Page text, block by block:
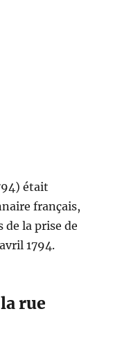
était
français,
de la prise de
1794.
rue